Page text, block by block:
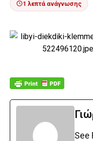
1 λεπτά ανάγνωσης
See